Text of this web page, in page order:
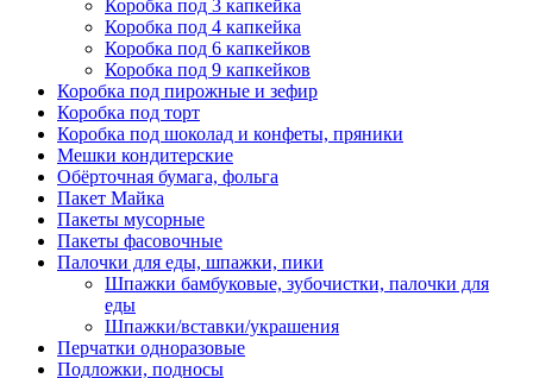
Коробка под 3 капкейка
Коробка под 4 капкейка
Коробка под 6 капкейков
Коробка под 9 капкейков
Коробка под пирожные и зефир
Коробка под торт
Коробка под шоколад и конфеты, пряники
Мешки кондитерские
Обёрточная бумага, фольга
Пакет Майка
Пакеты мусорные
Пакеты фасовочные
Палочки для еды, шпажки, пики
Шпажки бамбуковые, зубочистки, палочки для
еды
Шпажки/вставки/украшения
Перчатки одноразовые
Подложки, подносы